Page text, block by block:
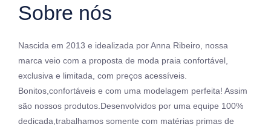
Sobre nós
Nascida em 2013 e idealizada por Anna Ribeiro, nossa
marca veio com a proposta de moda praia confortável,
exclusiva e limitada, com preços acessíveis.
Bonitos,confortáveis e com uma modelagem perfeita! Assim
são nossos produtos.Desenvolvidos por uma equipe 100%
dedicada,trabalhamos somente com matérias primas de